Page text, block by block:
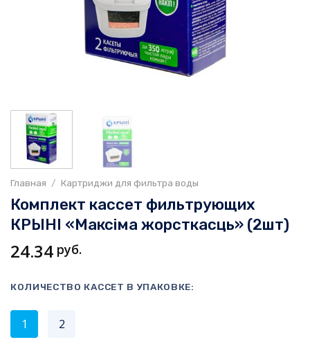
Главная / Картриджи для фильтра воды
Комплект кассет фильтрующих
КРЫНI «Максiма жорсткасць» (2шт)
24.34 руб.
КОЛИЧЕСТВО КАССЕТ В УПАКОВКЕ:
1 2